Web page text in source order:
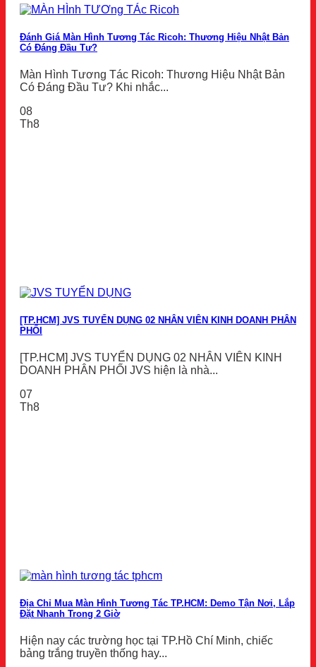
Đánh Giá Màn Hình Tương Tác Ricoh: Thương Hiệu Nhật Bản
Có Đáng Đầu Tư?
Màn Hình Tương Tác Ricoh: Thương Hiệu Nhật Bản
Có Đáng Đầu Tư? Khi nhắc...
08
Th8
[TP.HCM] JVS TUYỂN DỤNG 02 NHÂN VIÊN KINH DOANH PHÂN
PHỐI
[TP.HCM] JVS TUYỂN DỤNG 02 NHÂN VIÊN KINH
DOANH PHÂN PHỐI JVS hiện là nhà...
07
Th8
Địa Chỉ Mua Màn Hình Tương Tác TP.HCM: Demo Tận Nơi, Lắp
Đặt Nhanh Trong 2 Giờ
Hiện nay các trường học tại TP.Hồ Chí Minh, chiếc
bảng trắng truyền thống hay...